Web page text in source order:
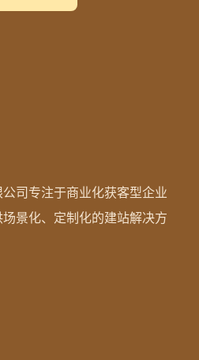
司专注于商业化获客型企业
景化、定制化的建站解决方